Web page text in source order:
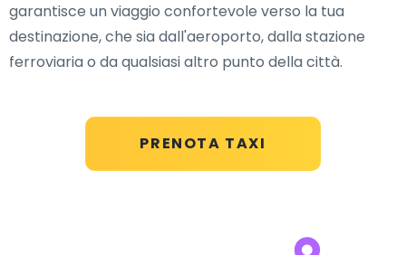
PRENOTA TAXI
garantisce un viaggio confortevole verso la tua
destinazione, che sia dall'aeroporto, dalla stazione
ferroviaria o da qualsiasi altro punto della città.